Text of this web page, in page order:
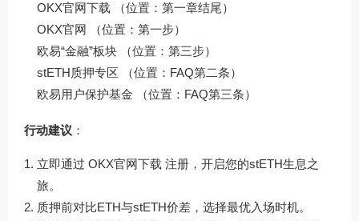
OKX官网下载 （位置：第一章结尾）
OKX官网 （位置：第一步）
欧易“金融”板块 （位置：第三步）
stETH质押专区 （位置：FAQ第二条）
欧易用户保护基金 （位置：FAQ第三条）
行动建议 ：
立即通过 OKX官网下载 注册，开启您的stETH生息之
旅。
质押前对比ETH与stETH价差，选择最优入场时机。